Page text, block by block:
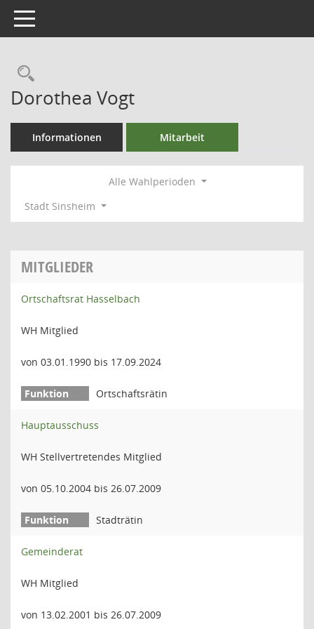
Toggle navigation
Rechercheauswahl
Dorothea Vogt
Informationen Mitarbeit
Alle Wahlperioden
Stadt Sinsheim
MITGLIEDER
Ortschaftsrat Hasselbach
WH Mitglied
von 03.01.1990 bis 17.09.2024
Ortschaftsrätin
Hauptausschuss
WH Stellvertretendes Mitglied
von 05.10.2004 bis 26.07.2009
Stadträtin
Gemeinderat
WH Mitglied
von 13.02.2001 bis 26.07.2009